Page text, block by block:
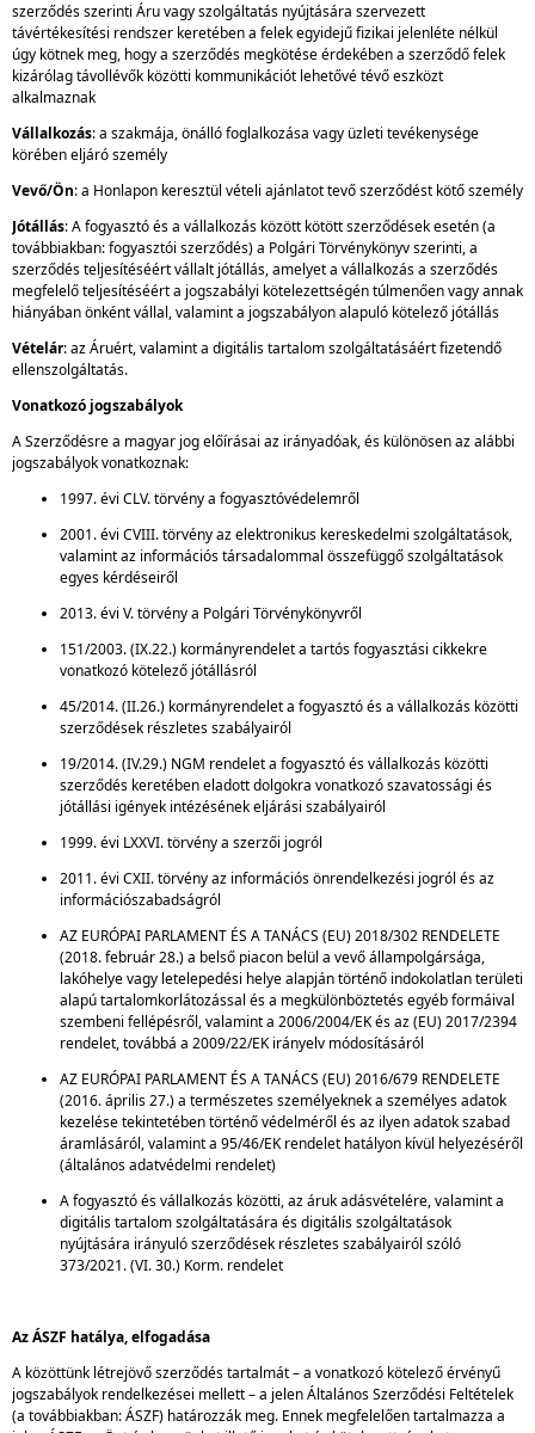
szerződés szerinti Áru vagy szolgáltatás nyújtására szervezett
távértékesítési rendszer keretében a felek egyidejű fizikai jelenléte nélkül
úgy kötnek meg, hogy a szerződés megkötése érdekében a szerződő felek
kizárólag távollévők közötti kommunikációt lehetővé tévő eszközt
alkalmaznak
Vállalkozás: a szakmája, önálló foglalkozása vagy üzleti tevékenysége
körében eljáró személy
Vevő/Ön: a Honlapon keresztül vételi ajánlatot tevő szerződést kötő személy
Jótállás: A fogyasztó és a vállalkozás között kötött szerződések esetén (a
továbbiakban: fogyasztói szerződés) a Polgári Törvénykönyv szerinti, a
szerződés teljesítéséért vállalt jótállás, amelyet a vállalkozás a szerződés
megfelelő teljesítéséért a jogszabályi kötelezettségén túlmenően vagy annak
hiányában önként vállal, valamint a jogszabályon alapuló kötelező jótállás
Vételár: az Áruért, valamint a digitális tartalom szolgáltatásáért fizetendő
ellenszolgáltatás.
Vonatkozó jogszabályok
A Szerződésre a magyar jog előírásai az irányadóak, és különösen az alábbi
jogszabályok vonatkoznak:
1997. évi CLV. törvény a fogyasztóvédelemről
2001. évi CVIII. törvény az elektronikus kereskedelmi szolgáltatások,
valamint az információs társadalommal összefüggő szolgáltatások
egyes kérdéseiről
2013. évi V. törvény a Polgári Törvénykönyvről
151/2003. (IX.22.) kormányrendelet a tartós fogyasztási cikkekre
vonatkozó kötelező jótállásról
45/2014. (II.26.) kormányrendelet a fogyasztó és a vállalkozás közötti
szerződések részletes szabályairól
19/2014. (IV.29.) NGM rendelet a fogyasztó és vállalkozás közötti
szerződés keretében eladott dolgokra vonatkozó szavatossági és
jótállási igények intézésének eljárási szabályairól
1999. évi LXXVI. törvény a szerzői jogról
2011. évi CXII. törvény az információs önrendelkezési jogról és az
információszabadságról
AZ EURÓPAI PARLAMENT ÉS A TANÁCS (EU) 2018/302 RENDELETE
(2018. február 28.) a belső piacon belül a vevő állampolgársága,
lakóhelye vagy letelepedési helye alapján történő indokolatlan területi
alapú tartalomkorlátozással és a megkülönböztetés egyéb formáival
szembeni fellépésről, valamint a 2006/2004/EK és az (EU) 2017/2394
rendelet, továbbá a 2009/22/EK irányelv módosításáról
AZ EURÓPAI PARLAMENT ÉS A TANÁCS (EU) 2016/679 RENDELETE
(2016. április 27.) a természetes személyeknek a személyes adatok
kezelése tekintetében történő védelméről és az ilyen adatok szabad
áramlásáról, valamint a 95/46/EK rendelet hatályon kívül helyezéséről
(általános adatvédelmi rendelet)
A fogyasztó és vállalkozás közötti, az áruk adásvételére, valamint a
digitális tartalom szolgáltatására és digitális szolgáltatások
nyújtására irányuló szerződések részletes szabályairól szóló
373/2021. (VI. 30.) Korm. rendelet
Az ÁSZF hatálya, elfogadása
A közöttünk létrejövő szerződés tartalmát – a vonatkozó kötelező érvényű
jogszabályok rendelkezései mellett – a jelen Általános Szerződési Feltételek
(a továbbiakban: ÁSZF) határozzák meg. Ennek megfelelően tartalmazza a